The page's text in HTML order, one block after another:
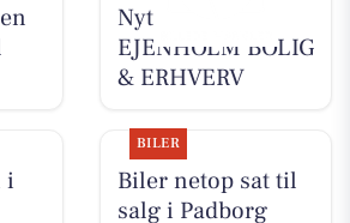
Nyt fra
EJENHOLM BOLIG
& ERHVERV
i
BILER
Biler netop sat til
salg i Padborg